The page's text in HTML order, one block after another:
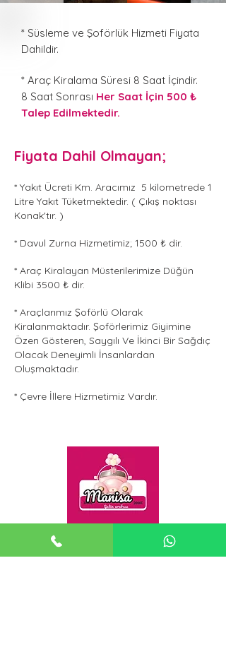
* Süsleme ve Şoförlük Hizmeti Fiyata
Dahildir.
* Araç Kiralama Süresi 8 Saat İçindir.
8 Saat Sonrası Her Saat İçin 500 ₺
Talep Edilmektedir.
Fiyata Dahil Olmayan;
* Yakıt Ücreti Km. Aracımız 5 kilometrede 1
Litre Yakıt Tüketmektedir. ( Çıkış noktası
Konak'tır. )
* Davul Zurna Hizmetimiz; 1500 ₺ dir.
* Araç Kiralayan Müsterilerimize Düğün
Klibi 3500 ₺ dir.
* Araçlarımız Şoförlü Olarak
Kiralanmaktadır. Şoförlerimiz Giyimine
Özen Gösteren, Saygılı Ve İkinci Bir Sağdıç
Olacak Deneyimli İnsanlardan
Oluşmaktadır.
* Çevre İllere Hizmetimiz Vardır.